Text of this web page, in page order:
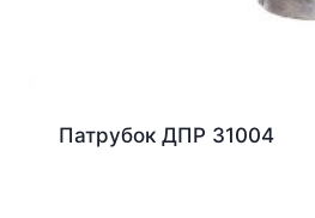
Патрубок ДПР 31004